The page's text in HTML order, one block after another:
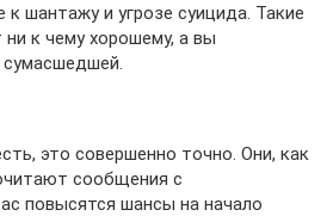
к шантажу и угрозе суицида. Такие
к чему хорошему, а вы
это совершенно точно. Они, как
сообщения с
повысятся шансы на начало